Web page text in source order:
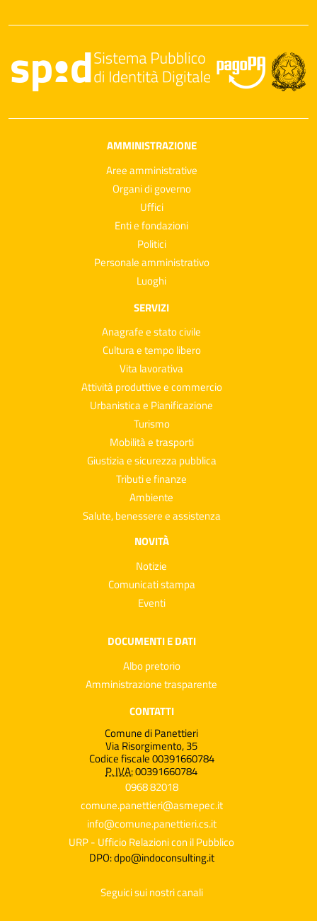
AMMINISTRAZIONE
Aree amministrative
Organi di governo
Uffici
Enti e fondazioni
Politici
Personale amministrativo
Luoghi
SERVIZI
Anagrafe e stato civile
Cultura e tempo libero
Vita lavorativa
Attività produttive e commercio
Urbanistica e Pianificazione
Turismo
Mobilità e trasporti
Giustizia e sicurezza pubblica
Tributi e finanze
Ambiente
Salute, benessere e assistenza
NOVITÀ
Notizie
Comunicati stampa
Eventi
DOCUMENTI E DATI
Albo pretorio
Amministrazione trasparente
CONTATTI
Comune di Panettieri
Via Risorgimento, 35
Codice fiscale 00391660784
P. IVA:00391660784
0968 82018
comune.panettieri@asmepec.it
info@comune.panettieri.cs.it
URP - Ufficio Relazioni con il Pubblico
DPO: dpo@indoconsulting.it
Seguici sui nostri canali